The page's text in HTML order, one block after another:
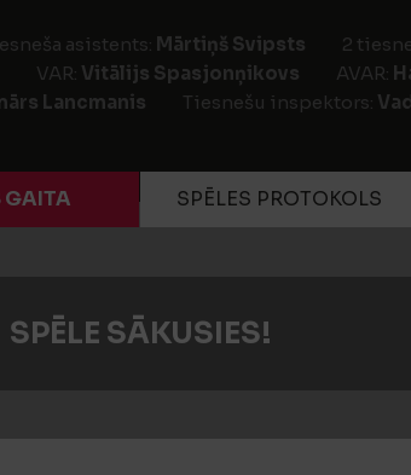
asistents: Mārtiņš Svipsts
2
VAR: Vitālijs Spasjonņikovs AVAR:
Lancmanis Tiesnešu inspektors:
GAITA SPĒLES PROTOKOLS
SPĒLE SĀKUSIES!